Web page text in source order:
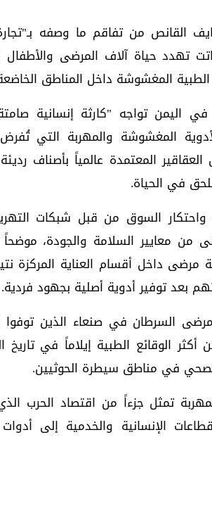
القانص من تفاقم ما وصفه بـ"تجارة
تهدد حياة آلاف المرضى
الطبية المغشوشة داخل المناطق
اليمن تواجه "كارثة إنسانية
للأدوية المغشوشة والمهربة التي
المعتمدة عالمياً بأصناف
في الحياة.
واحتكار السوق من قبل شبكات
من معايير السلامة والجودة،
داخل أقسام العناية المركزة
بعد توفير أدوية أصلية بجهود فردية.
السرطان في صنعاء الذين توفوا
الوقائع الطبية إيلاماً في تاريخ
في مناطق سيطرة الحوثيين.
تمثل جزءاً من اقتصاد الحرب
الإنسانية والخدمية إلى